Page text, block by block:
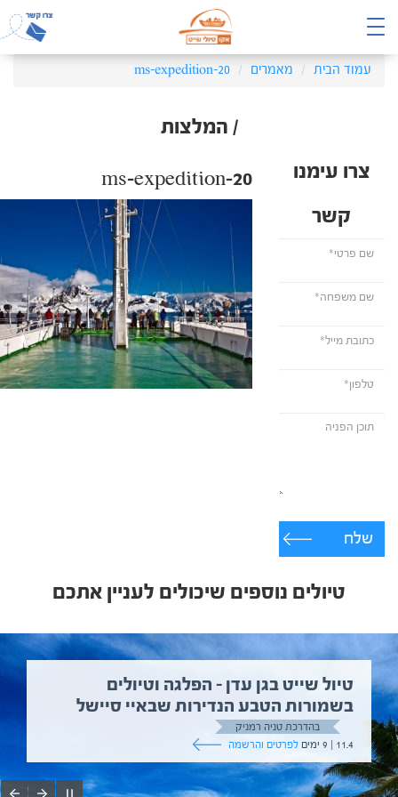
עמוד הבית מאמרים ms-expedition-20
/ המלצות
צרו עימנו
קשר
שלח
ms-expedition-20
טיולים נוספים שיכולים לעניין אתכם
טיול שייט בגן עדן – הפלגה וטיולים
בשמורות הטבע הנדירות שבאיי סיישל
בהדרכת טניה רמניק
11.4 | 9 ימים
לפרטים והרשמה